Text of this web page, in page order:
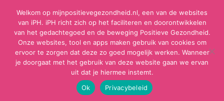
Welkom op mijnpositievegezondheid.nl, een van de websites
van iPH. iPH richt zich op het faciliteren en doorontwikkelen
van het gedachtegoed en de beweging Positieve Gezondheid.
Onze websites, tool en apps maken gebruik van cookies om
ervoor te zorgen dat deze zo goed mogelijk werken. Wanneer
je doorgaat met het gebruik van deze website gaan we ervan
uit dat je hiermee instemt.
Ok
Privacybeleid